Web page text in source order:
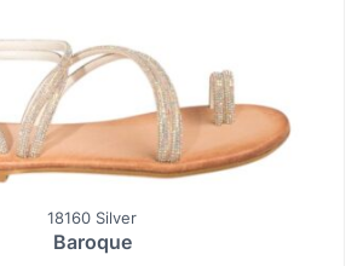
18160 Silver
Baroque